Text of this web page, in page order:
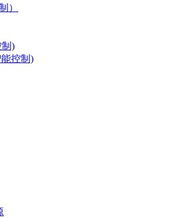
）
)
控制)